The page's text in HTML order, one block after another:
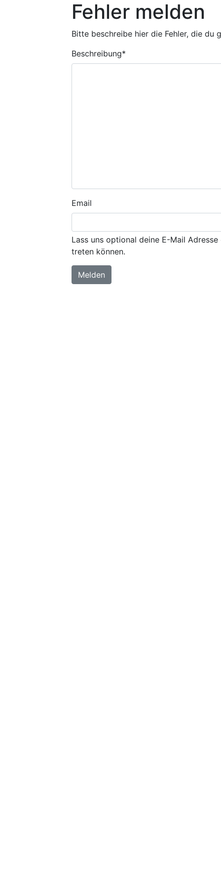
Fehler melden
Bitte beschreibe hier die Fehler, die du
Beschreibung*
Email
Lass uns optional deine E-Mail
treten können.
Melden